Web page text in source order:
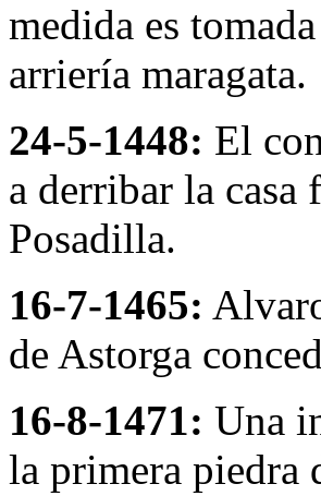
medida es
arriería maragata.
24-5-1448: El
a derribar la casa
Posadilla.
16-7-1465:
de Astorga
16-8-1471: Una
la primera piedra